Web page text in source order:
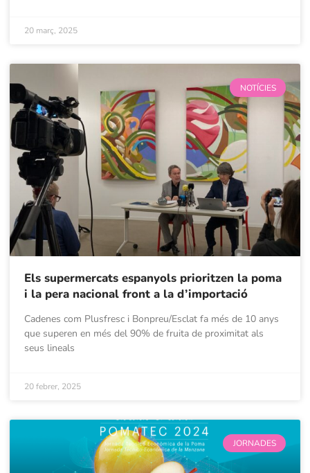
20 març, 2025
NOTÍCIES
Els supermercats espanyols prioritzen la poma
i la pera nacional front a la d’importació
Cadenes com Plusfresc i Bonpreu/Esclat fa més de 10 anys
que superen en més del 90% de fruita de proximitat als
seus lineals
20 febrer, 2025
JORNADES